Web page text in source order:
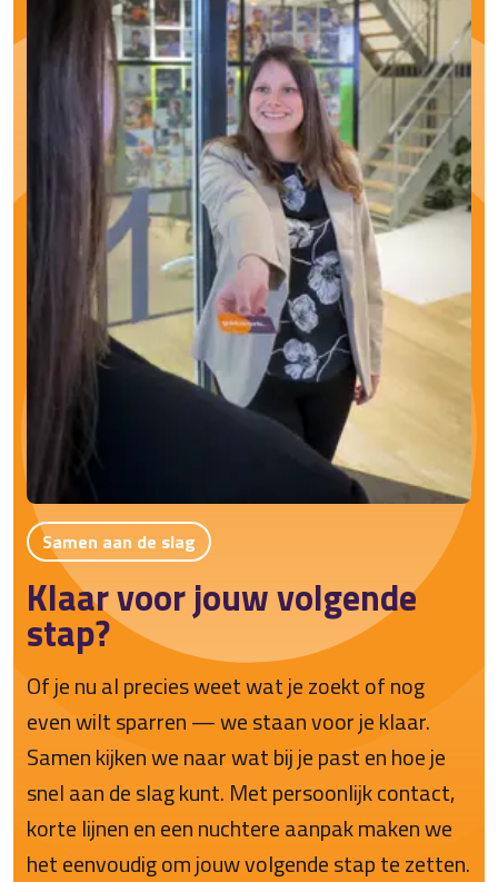
Samen aan de slag
Klaar voor jouw volgende
stap?
Of je nu al precies weet wat je zoekt of nog
even wilt sparren — we staan voor je klaar.
Samen kijken we naar wat bij je past en hoe je
snel aan de slag kunt. Met persoonlijk contact,
korte lijnen en een nuchtere aanpak maken we
het eenvoudig om jouw volgende stap te zetten.